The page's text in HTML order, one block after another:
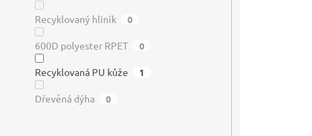
Recyklovaný hliník 0
600D polyester RPET 0
Recyklovaná PU kůže 1
Dřevěná dýha 0